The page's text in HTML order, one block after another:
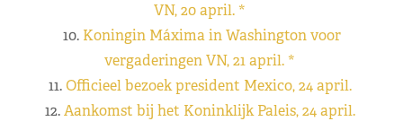
VN, 20 april. *
10. Koningin Máxima in Washington voor
vergaderingen VN, 21 april. *
11.Officieel bezoek president Mexico, 24 april.
12.Aankomst bij het Koninklijk Paleis, 24 april.